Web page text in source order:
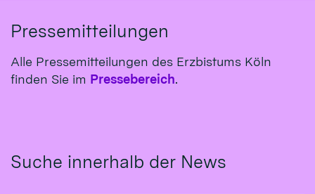
Pressemitteilungen
Alle Pressemitteilungen des Erzbistums Köln
finden Sie im Pressebereich.
Suche innerhalb der News